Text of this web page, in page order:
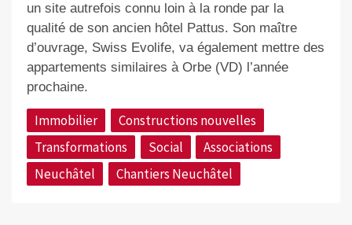
un site autrefois connu loin à la ronde par la
qualité de son ancien hôtel Pattus. Son maître
d’ouvrage, Swiss Evolife, va également mettre des
appartements similaires à Orbe (VD) l’année
prochaine.
Immobilier
Constructions nouvelles
Transformations
Social
Associations
Neuchâtel
Chantiers Neuchâtel